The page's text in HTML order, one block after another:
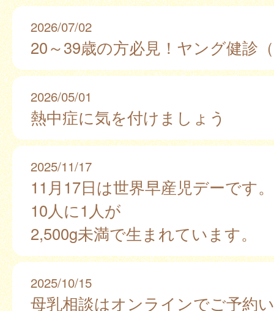
2026/07/02
20～39歳の方必見！ヤング健診
2026/05/01
熱中症に気を付けましょう
2025/11/17
11月17日は世界早産児デーです。
10人に1人が
2,500g未満で生まれています。
2025/10/15
母乳相談はオンラインでご予約